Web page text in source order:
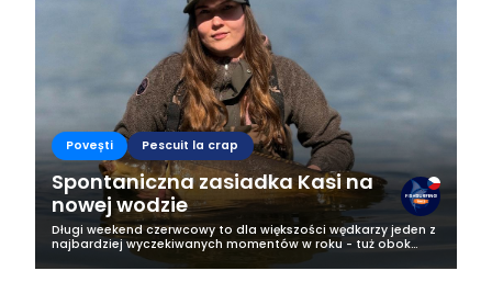
Povești Pescuit la crap
Spontaniczna zasiadka Kasi na
nowej wodzie
Długi weekend czerwcowy to dla większości wędkarzy jeden z
najbardziej wyczekiwanych momentów w roku - tuż obok
majówki. Każdy fan wędkarstwa marzy wtedy o tym, żeby
wyrwać się nad upragnioną...